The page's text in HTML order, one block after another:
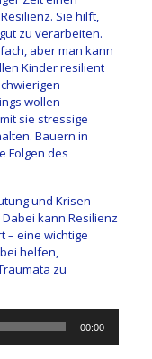
Sie hilft,
zu verarbeiten.
aber man kann
Kinder resilient
wollen
sie stressige
Bauern in
Folgen des
und Krisen
kann Resilienz
– eine wichtige
helfen,
zu
00:00